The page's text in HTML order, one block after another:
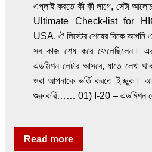
এপ্লাই করতে কী কী লাগে, সেটা
Ultimate Check-list for
USA. ঐ লিস্টের শেষের দিকে আপনি
সব কাজ শেষ করে ফেলেছিলেন।
এডমিশন লেটার আসবে, যাতে লেখা
ওরা আপনাকে ভর্তি করতে ইচ্ছুক।
শুরু করি…… 01) I-20 – এডমিশন
Read more